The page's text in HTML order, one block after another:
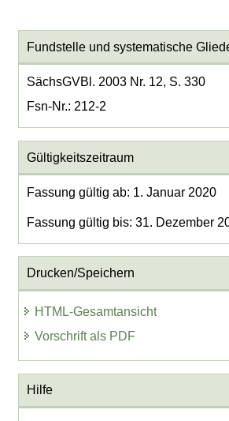
Fundstelle und systematische
SächsGVBl. 2003 Nr. 12, S. 330
Fsn-Nr.: 212-2
Gültigkeitszeitraum
Fassung gültig ab: 1. Januar 2020
Fassung gültig bis: 31. Dezember
Drucken/Speichern
HTML-Gesamtansicht
Vorschrift als PDF
Hilfe